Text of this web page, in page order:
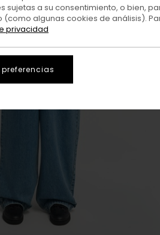
sujetas a su consentimiento, o bien,
(como algunas cookies de análisis).
privacidad